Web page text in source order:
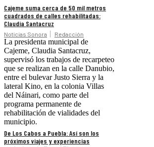
Cajeme suma cerca de 50 mil metros
cuadrados de calles rehabilitadas:
Claudia Santacruz
Noticias Sonora Redacción
La presidenta municipal de
Cajeme, Claudia Santacruz,
supervisó los trabajos de recarpeteo
que se realizan en la calle Danubio,
entre el bulevar Justo Sierra y la
lateral Kino, en la colonia Villas
del Náinari, como parte del
programa permanente de
rehabilitación de vialidades del
municipio.
De Los Cabos a Puebla: Así son los
próximos viajes y experiencias